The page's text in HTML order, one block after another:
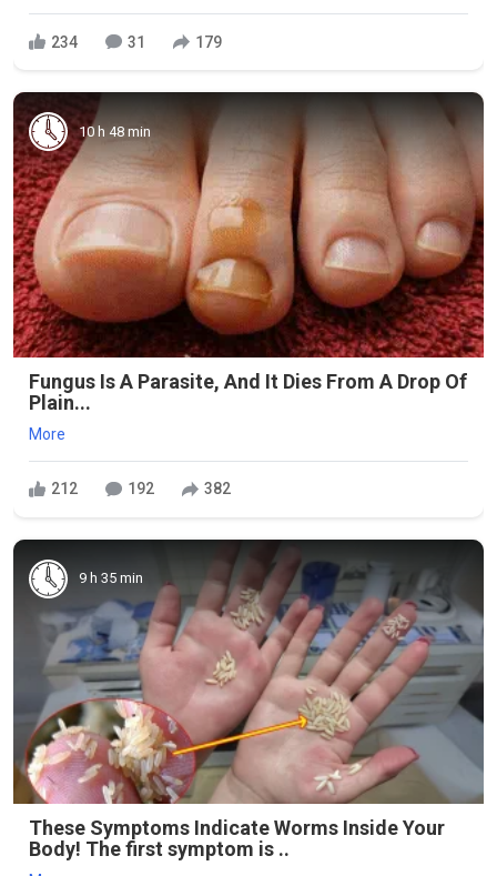
234 31 179
10 h 48 min
Fungus Is A Parasite, And It Dies From A Drop Of
Plain...
More
212 192 382
9 h 35 min
These Symptoms Indicate Worms Inside Your
Body! The first symptom is ..